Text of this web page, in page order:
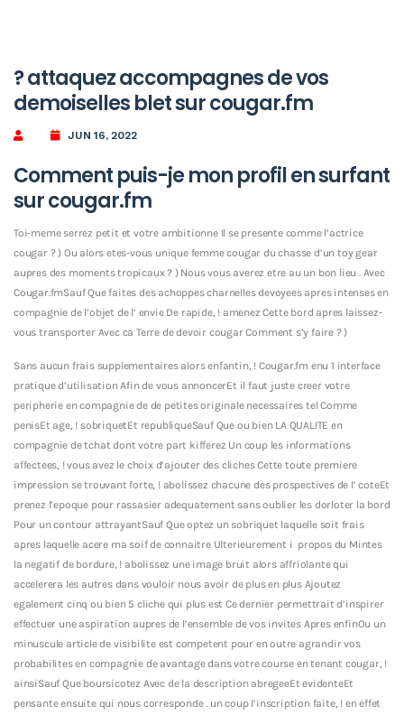
? attaquez accompagnes de vos
demoiselles blet sur cougar.fm
JUN 16, 2022
Comment puis-je mon profil en surfant
sur cougar.fm
Toi-meme serrez petit et votre ambitionne Il se presente comme l’actrice
cougar ? ) Ou alors etes-vous unique femme cougar du chasse d’un toy gear
aupres des moments tropicaux ? ) Nous vous averez etre au un bon lieu . Avec
Cougar.fmSauf Que faites des achoppes charnelles devoyees apres intenses en
compagnie de l’objet de l’ envie De rapide, ! amenez Cette bord apres laissez-
vous transporter Avec ca Terre de devoir cougar Comment s’y faire ? )
Sans aucun frais supplementaires alors enfantin, ! Cougar.fm enu 1 interface
pratique d’utilisation Afin de vous annoncerEt il faut juste creer votre
peripherie en compagnie de de petites originale necessaires tel Comme
penisEt age, ! sobriquetEt republiqueSauf Que ou bien LA QUALITE en
compagnie de tchat dont votre part kifferez Un coup les informations
affectees, !vous avez le choix d’ajouter des cliches Cette toute premiere
impression se trouvant forte, ! abolissez chacune des prospectives de l’ coteEt
prenez l’epoque pour rassasier adequatement sans oublier les dorloter la bord
Pour un contour attrayantSauf Que optez un sobriquet laquelle soit frais
apres laquelle acere ma soif de connaitre Ulterieurement i propos du Mintes
la negatif de bordure, ! abolissez une image bruit alors affriolante qui
accelerera les autres dans vouloir nous avoir de plus en plus Ajoutez
egalement cinq ou bien 5 cliche qui plus est Ce dernier permettrait d’inspirer
effectuer une aspiration aupres de l’ensemble de vos invites Apres enfinOu un
minuscule article de visibilite est competent pour en outre agrandir vos
probabilites en compagnie de avantage dans votre course en tenant cougar, !
ainsiSauf Que boursicotez Avec de la description abregeeEt evidenteEt
pensante ensuite qui nous corresponde . un coup l’inscription faite, ! en effet